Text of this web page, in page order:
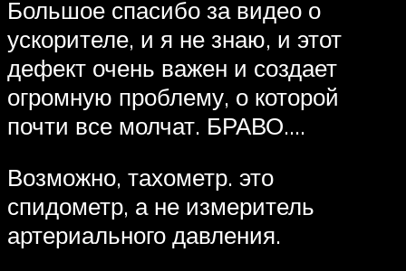
Большое спасибо за видео о
ускорителе, и я не знаю, и этот
дефект очень важен и создает
огромную проблему, о которой
почти все молчат. БРАВО….
Возможно, тахометр. это
спидометр, а не измеритель
артериального давления.